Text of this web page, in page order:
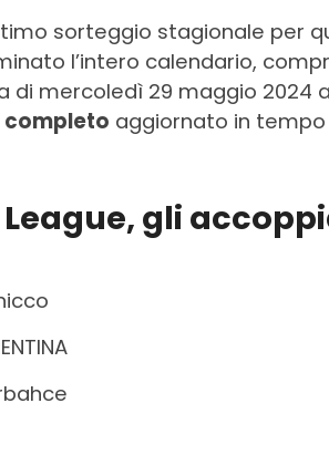
sorteggio stagionale per
l’intero calendario,
mercoledì 29 maggio 2024
aggiornato in tempo
gli